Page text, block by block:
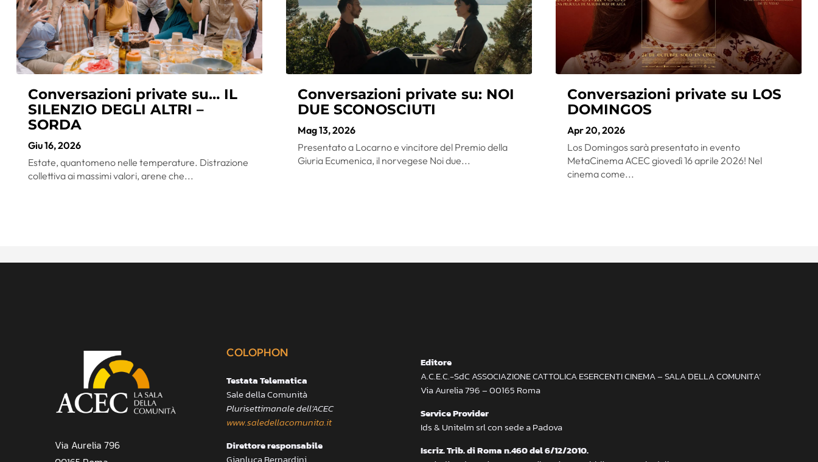
Conversazioni private su… IL
SILENZIO DEGLI ALTRI –
SORDA
Giu 16, 2026
Estate, quantomeno nelle temperature. Distrazione
collettiva ai massimi valori, arene che...
Conversazioni private su: NOI
DUE SCONOSCIUTI
Mag 13, 2026
Presentato a Locarno e vincitore del Premio della
Giuria Ecumenica, il norvegese Noi due...
Conversazioni private su LOS
DOMINGOS
Apr 20, 2026
Los Domingos sarà presentato in evento
MetaCinema ACEC giovedì 16 aprile 2026! Nel
cinema come...
Via Aurelia 796
COLOPHON
Testata Telematica
Sale della Comunità
Plurisettimanale dell’ACEC
www.saledellacomunita.it
Direttore responsabile
Gianluca Bernardini
Editore
A.C.E.C.-SdC ASSOCIAZIONE CATTOLICA ESERCENTI CINEMA – SALA DELLA COMUNITA’
Via Aurelia 796 – 00165 Roma
Service Provider
Ids & Unitelm srl con sede a Padova
Iscriz. Trib. di Roma n.460 del 6/12/2010.